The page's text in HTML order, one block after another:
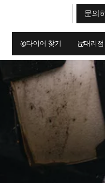
문의
타이어 찾기 대리점